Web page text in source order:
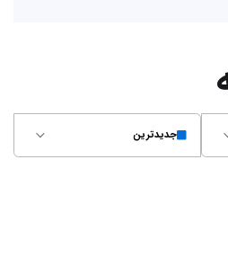
جدیدترین